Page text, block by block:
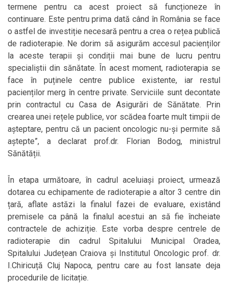
termene pentru ca acest proiect să funcționeze în
continuare. Este pentru prima dată când în România se face
o astfel de investiție necesară pentru a crea o rețea publică
de radioterapie. Ne dorim să asigurăm accesul pacienților
la aceste terapii și condiții mai bune de lucru pentru
specialiștii din sănătate. În acest moment, radioterapia se
face în puținele centre publice existente, iar restul
pacienților merg în centre private. Serviciile sunt decontate
prin contractul cu Casa de Asigurări de Sănătate. Prin
crearea unei rețele publice, vor scădea foarte mult timpii de
așteptare, pentru că un pacient oncologic nu-și permite să
aștepte”, a declarat prof.dr. Florian Bodog, ministrul
Sănătății.
În etapa următoare, în cadrul aceluiași proiect, urmează
dotarea cu echipamente de radioterapie a altor 3 centre din
țară, aflate astăzi la finalul fazei de evaluare, existând
premisele ca până la finalul acestui an să fie încheiate
contractele de achiziție. Este vorba despre centrele de
radioterapie din cadrul Spitalului Municipal Oradea,
Spitalului Județean Craiova și Institutul Oncologic prof. dr.
I.Chiricuță Cluj Napoca, pentru care au fost lansate deja
procedurile de licitație.